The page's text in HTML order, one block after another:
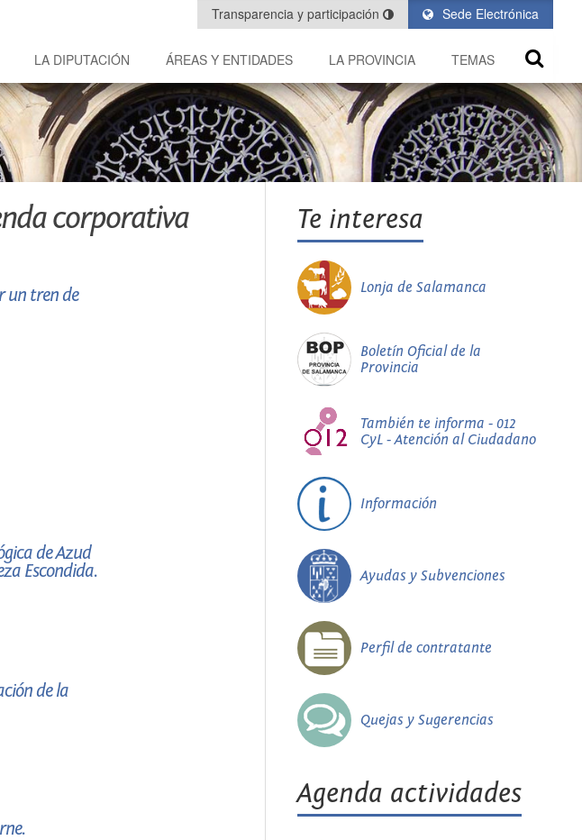
Sede Electrónica
Transparencia y participación
LA DIPUTACIÓN ÁREAS Y ENTIDADES LA PROVINCIA TEMAS
corporativa
un tren de
de Azud
Escondida.
de la
Te interesa
Lonja de Salamanca
Boletín Oficial de la
Provincia
También te informa - 012
CyL - Atención al Ciudadano
Información
Ayudas y Subvenciones
Perfil de contratante
Quejas y Sugerencias
Agenda actividades